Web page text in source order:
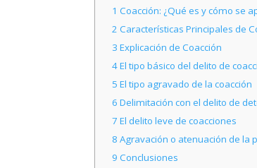
1 Coacción: ¿Qué es y cómo se
2 Características Principales de
3 Explicación de Coacción
4El tipo básico del delito de
5 El tipo agravado de la coacción
6 Delimitación con el delito de
7 El delito leve de coacciones
8 Agravación o atenuación de la
9 Conclusiones